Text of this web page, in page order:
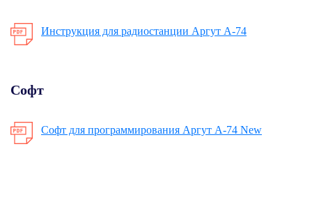
Инструкция для радиостанции Аргут А-74
Софт
Софт для программирования Аргут A-74 New